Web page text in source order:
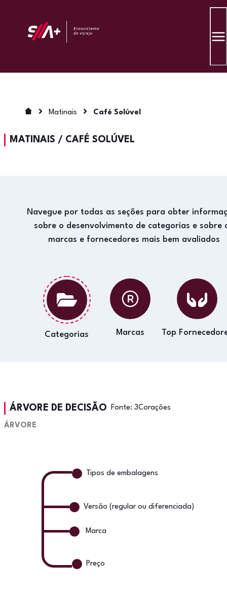
Matinais Café Solúvel
MATINAIS / CAFÉ SOLÚVEL
Navegue por todas as seções para obter
sobre o desenvolvimento de categorias e sobre
marcas e fornecedores mais bem avaliados
Categorias Marcas Top
ÁRVORE DE DECISÃO Fonte: 3Corações
ÁRVORE
Tipos de embalagens
Versão (regular ou diferenciada)
Marca
Preço